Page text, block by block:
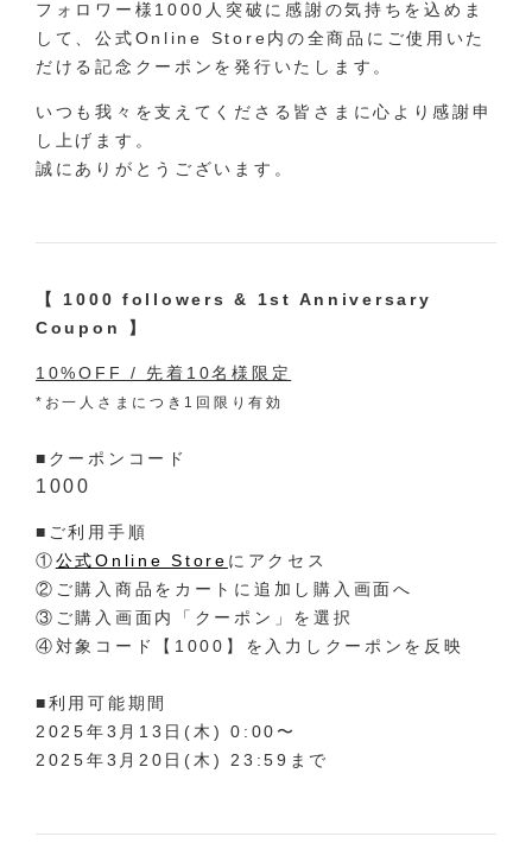
フォロワー様1000人突破に感謝の気持ちを込めま
して、公式Online Store内の全商品にご使用いた
だける記念クーポンを発行いたします。
いつも我々を支えてくださる皆さまに心より感謝申
し上げます。
誠にありがとうございます。
【 1000 followers & 1st Anniversary
Coupon 】
10%OFF / 先着10名様限定
*お一人さまにつき1回限り有効
■クーポンコード
1000
■ご利用手順
①公式Online Store にアクセス
②ご購入商品をカートに追加し購入画面へ
③ご購入画面内「クーポン」を選択
④対象コード【1000】を入力しクーポンを反映
■利用可能期間
2025年3月13日(木) 0:00〜
2025年3月20日(木) 23:59まで